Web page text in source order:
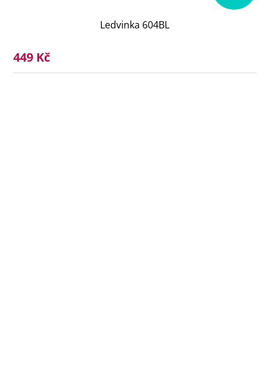
Ledvinka 604BL
449 Kč